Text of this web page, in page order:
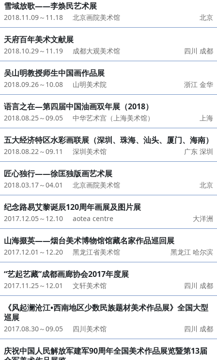
雪域放歌——李焕民艺术展
北京
2018.11.09～11.18 北京画院美术馆
天府百年美术文献展
四川 成都
2018.10.29～11.19 成都大观美术馆
吴山明教授师生中国画作品展
浙江 金华
2018.09.26～10.08 山明美术院
语言之在—第四届中国油画双年展（2018）
上海
2018.08.25～09.05 中华艺术宫（上海美术馆）
五大经济特区水彩画联展（深圳、珠海、汕头、厦门、海南）
广东 深圳
2018.08.22～09.11 深圳美术馆
匠心独行——徐匡独版画艺术展
北京
2018.03.17～04.01 北京画院美术馆
纪念路易艾黎诞辰120周年画展及图片展
大洋洲
2017.12.05～12.10 aotea centre
山海掇英——烟台美术博物馆馆藏名家作品巡回展
黑龙江 哈尔滨
2017.12.01～12.20 黑龙江省美术馆
“艺起艺藏”成都画廊协会2017年度展
四川 成都
2017.11.25～12.01 文轩美术馆
《风起澜沧江•西南地区少数民族题材美术作品展》全国大型
巡展
四川 成都
2017.08.30～09.05 四川美术馆
庆祝中国人民解放军建军90周年全国美术作品展览暨第13届